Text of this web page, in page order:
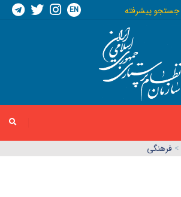
جستجو پیشرفته EN
> فرهنگی